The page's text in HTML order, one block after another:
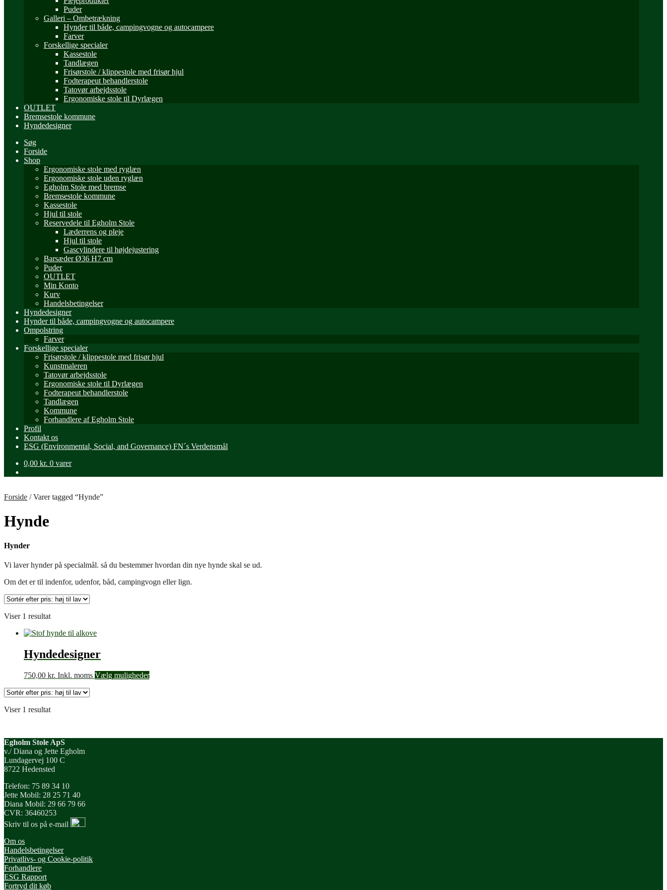
Puder
Galleri – Ombetrækning
Hynder til både, campingvogne og autocampere
Farver
Forskellige specialer
Kassestole
Tandlægen
Frisørstole / klippestole med frisør hjul
Fodterapeut behandlerstole
Tatovør arbejdsstole
Ergonomiske stole til Dyrlægen
OUTLET
Bremsestole kommune
Hyndedesigner
Søg
Forside
Shop
Ergonomiske stole med ryglæn
Ergonomiske stole uden ryglæn
Egholm Stole med bremse
Bremsestole kommune
Kassestole
Hjul til stole
Reservedele til Egholm Stole
Læderrens og pleje
Hjul til stole
Gascylindere til højdejustering
Barsæder Ø36 H7 cm
Puder
OUTLET
Min Konto
Kurv
Handelsbetingelser
Hyndedesigner
Hynder til både, campingvogne og autocampere
Ompolstring
Farver
Forskellige specialer
Frisørstole / klippestole med frisør hjul
Kunstmaleren
Tatovør arbejdsstole
Ergonomiske stole til Dyrlægen
Fodterapeut behandlerstole
Tandlægen
Kommune
Forhandlere af Egholm Stole
Profil
Kontakt os
ESG (Environmental, Social, and Governance) FN´s Verdensmål
0,00 kr. 0 varer
Forside /Varer tagged “Hynde”
Hynde
Hynder
Vi laver hynder på specialmål. så du bestemmer hvordan din nye hynde skal se ud.
Om det er til indenfor, udenfor, båd, campingvogn eller lign.
Viser 1 resultat
Hyndedesigner
750,00 kr. Inkl. moms Vælg muligheder
Viser 1 resultat
Egholm Stole ApS
v./ Diana og Jette Egholm
Lundagervej 100 C
8722 Hedensted
Telefon: 75 89 34 10
Jette Mobil: 28 25 71 40
Diana Mobil: 29 66 79 66
CVR: 36460253
Skriv til os på e-mail
Om os
Handelsbetingelser
Privatlivs- og Cookie-politik
Forhandlere
ESG Rapport
Fortryd dit køb